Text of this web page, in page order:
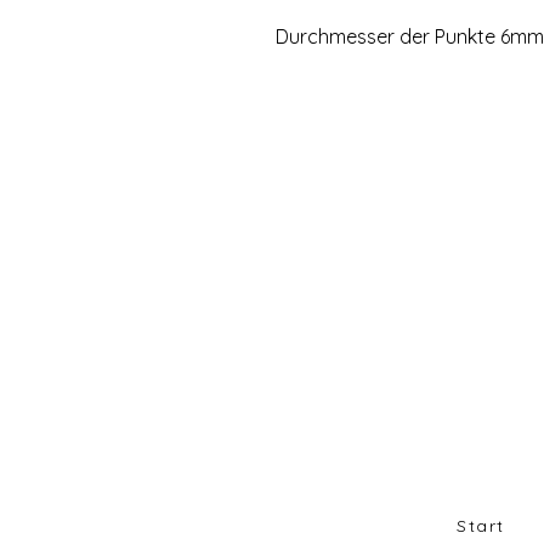
Durchmesser der Punkte
Start